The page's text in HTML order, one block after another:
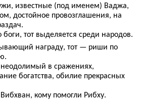
известные (под именем) Ваджа,
достойное провозглашения, на
тот выделяется среди народов.
награду, тот — риши по
неодолимый в сражениях,
богатства, обилие прекрасных
кому помогли Рибху.